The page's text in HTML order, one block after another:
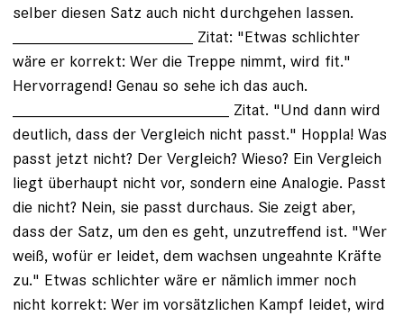
selber diesen Satz auch nicht durchgehen lassen.
____________________ Zitat: "Etwas schlichter
wäre er korrekt: Wer die Treppe nimmt, wird fit."
Hervorragend! Genau so sehe ich das auch.
________________________ Zitat. "Und dann wird
deutlich, dass der Vergleich nicht passt." Hoppla! Was
passt jetzt nicht? Der Vergleich? Wieso? Ein Vergleich
liegt überhaupt nicht vor, sondern eine Analogie. Passt
die nicht? Nein, sie passt durchaus. Sie zeigt aber,
dass der Satz, um den es geht, unzutreffend ist. "Wer
weiß, wofür er leidet, dem wachsen ungeahnte Kräfte
zu." Etwas schlichter wäre er nämlich immer noch
nicht korrekt: Wer im vorsätzlichen Kampf leidet, wird